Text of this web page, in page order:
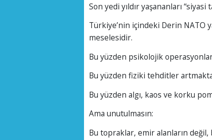
Son yedi yıldır yaşananları
Türkiye’nin içindeki Derin NATO
meselesidir.
Bu yüzden psikolojik operasyonlar
Bu yüzden fiziki tehditler
Bu yüzden algı, kaos ve korku
Ama unutulmasın:
Bu topraklar, emir alanların değil,